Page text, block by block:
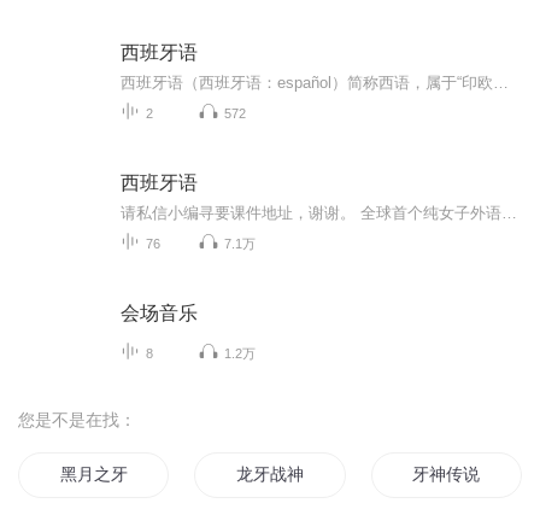
西班牙语
2 572
西班牙语
76 7.1万
会场音乐
8 1.2万
您是不是在找：
黑月之牙 龙牙战神 牙神传说